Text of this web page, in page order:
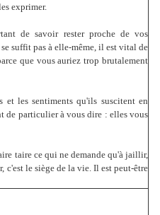
exprimer.
de savoir rester proche de vos
suffit pas à elle-même, il est vital de
que vous auriez trop brutalement
et les sentiments qu'ils suscitent en
de particulier à vous dire : elles vous
taire ce qui ne demande qu'à jaillir,
c'est le siège de la vie. Il est peut-être